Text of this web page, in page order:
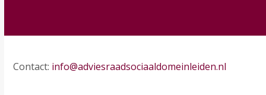
Contact: info@adviesraadsociaaldomeinleiden.nl